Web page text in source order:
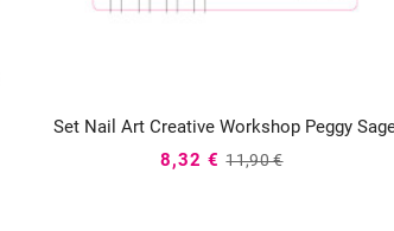
Set Nail Art Creative Workshop Peggy

8,32 € 11,90 €